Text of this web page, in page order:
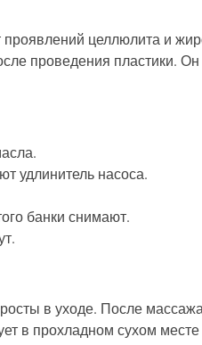
проявлений целлюлита и
проведения пластики.
удлинитель насоса.
банки снимают.
в уходе. После
в прохладном сухом месте